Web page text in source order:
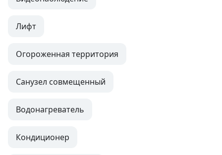
Лифт
Огороженная территория
Санузел совмещенный
Водонагреватель
Кондиционер